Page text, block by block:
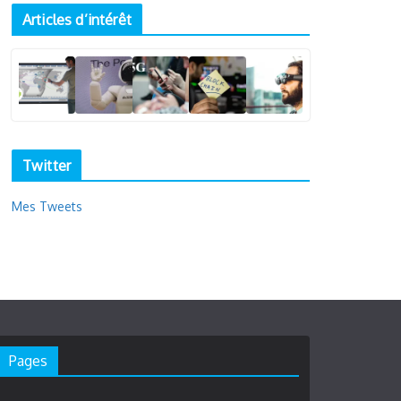
Articles d’intérêt
Twitter
Mes Tweets
Pages